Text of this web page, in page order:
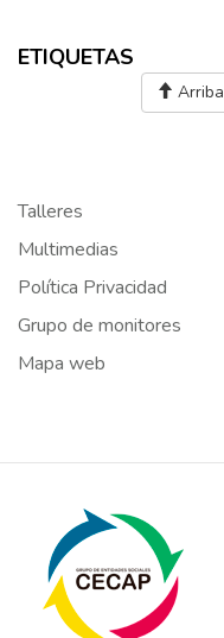
ETIQUETAS
Arriba
Talleres
Multimedias
Política Privacidad
Grupo de monitores
Mapa web